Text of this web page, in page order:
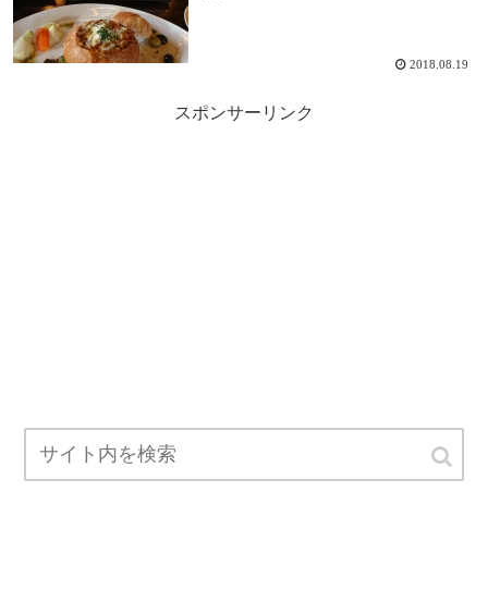
2018.08.19
スポンサーリンク